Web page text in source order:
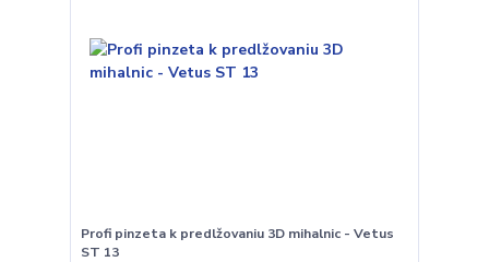
Profi pinzeta k predlžovaniu 3D mihalnic - Vetus
ST 13